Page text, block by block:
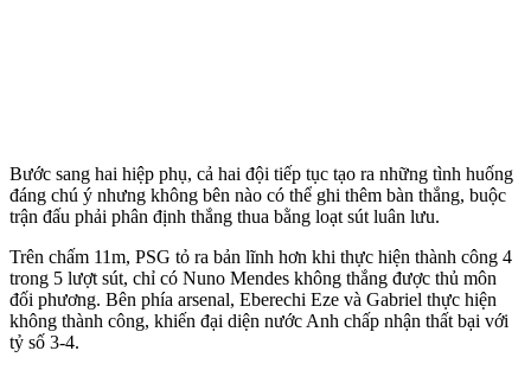
Bước sang hai hiệp phụ, cả hai đội tiếp tục tạo ra những tình huống
đáng chú ý nhưng không bên nào có thể ghi thêm bàn thắng, buộc
trận đấu phải phân định thắng thua bằng loạt sút luân lưu.
Trên chấm 11m, PSG tỏ ra bản lĩnh hơn khi thực hiện thành công 4
trong 5 lượt sút, chỉ có Nuno Mendes không thắng được thủ môn
đối phương. Bên phía ars‌enal, Eberechi Eze và Gabriel thực hiện
không thành công, khiến đại diện nước Anh chấp nhận thất bại với
tỷ số 3-4.